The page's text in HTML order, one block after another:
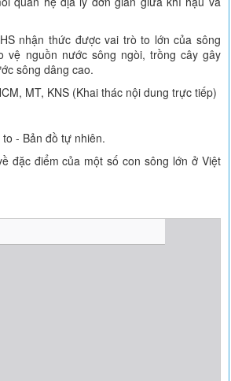
nhận thức được vai trò to lớn của sông
vệ nguồn nước sông ngòi, trồng cây gây
sông dâng cao.
MT, KNS (Khai thác nội dung trực tiếp)
to - Bản đồ tự nhiên.
đặc điểm của một số con sông lớn ở Việt